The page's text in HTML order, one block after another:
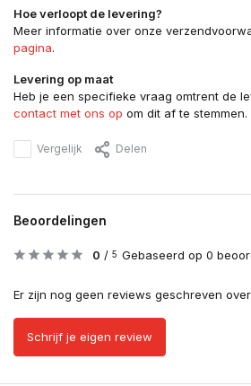
Hoe verloopt de levering?
Meer informatie over onze
pagina.
Levering op maat
Heb je een specifieke vraag omtrent de
contact met ons op om dit af te stemmen.
Vergelijk Delen
Beoordelingen
0 / 5 Gebaseerd op 0
Er zijn nog geen reviews geschreven
Schrijf je eigen review